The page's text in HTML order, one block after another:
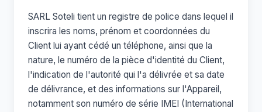
SARL Soteli tient un registre de police dans lequel il
inscrira les noms, prénom et coordonnées du
Client lui ayant cédé un téléphone, ainsi que la
nature, le numéro de la pièce d'identité du Client,
l'indication de l'autorité qui l'a délivrée et sa date
de délivrance, et des informations sur l'Appareil,
notamment son numéro de série IMEI (International